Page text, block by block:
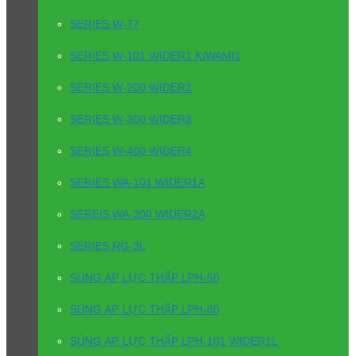
SERIES W-77
SERIES W-101 WIDER1 KIWAMI1
SERIES W-200 WIDER2
SERIES W-300 WIDER3
SERIES W-400 WIDER4
SERIES WA-101 WIDER1A
SEREIS WA-200 WIDER2A
SERIES RG-3L
SÚNG ÁP LỰC THẤP LPH-50
SÚNG ÁP LỰC THẤP LPH-80
SÚNG ÁP LỰC THẤP LPH-101 WIDER1L